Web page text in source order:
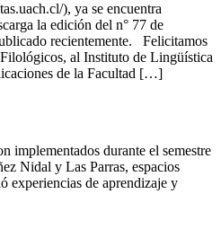
), ya se encuentra
la edición del n° 77 de
recientemente. Felicitamos
al Instituto de Lingüística
de la Facultad […]
implementados durante el semestre
Nidal y Las Parras, espacios
experiencias de aprendizaje y